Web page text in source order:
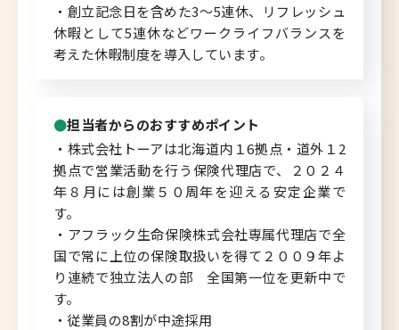
企業担当者の方へ
お問い合わせ
・創立記念日を含めた3～5連休、リフレッシュ
休暇として5連休などワークライフバランスを
考えた休暇制度を導入しています。
担当者からのおすすめポイント
・株式会社トーアは北海道内１6拠点・道外１2
拠点で営業活動を行う保険代理店で、２０２４
年８月には創業５０周年を迎える安定企業で
す。
・アフラック生命保険株式会社専属代理店で全
国で常に上位の保険取扱いを得て２００９年よ
り連続で独立法人の部 全国第一位を更新中で
す。
・従業員の8割が中途採用